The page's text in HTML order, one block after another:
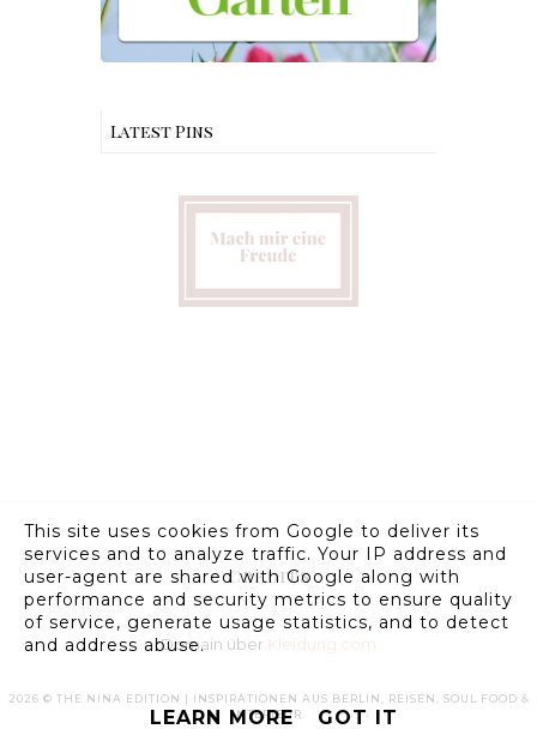
Latest Pins
Credits
Domain über Kleidung.com
2026 © THE NINA EDITION | INSPIRATIONEN AUS BERLIN, REISEN, SOUL FOOD &
INTERIEUR
This site uses cookies from Google to deliver its
services and to analyze traffic. Your IP address and
user-agent are shared with Google along with
performance and security metrics to ensure quality
of service, generate usage statistics, and to detect
and address abuse.
LEARN MORE GOT IT